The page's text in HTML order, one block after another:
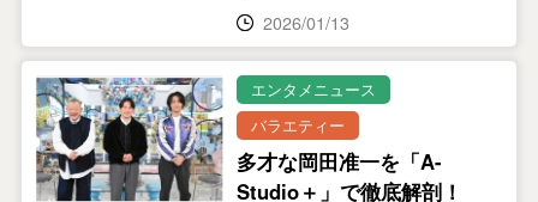
2026/01/13
エンタメニュース
バラエティー
多才な岡田准一を「A-
Studio＋」で徹底解剖！